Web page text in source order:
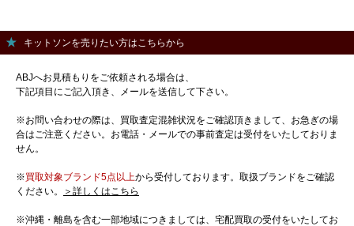
キットソンを売りたい方はこちらから
ABJへお見積もりをご依頼される場合は、
下記項目にご記入頂き、メールを送信して下さい。
※お問い合わせの際は、買取査定混雑状況をご確認頂きまして、お急ぎの場
合はご注意ください。お電話・メールでの事前査定は受付をいたしておりま
せん。
※買取対象ブランド5点以上から受付しております。取扱ブランドをご確認
ください。
＞詳しくはこちら
※沖縄・離島を含む一部地域につきましては、宅配買取の受付をいたしてお